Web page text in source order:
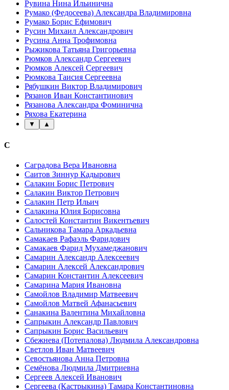
Рувина Нина Ильинична
Румако (Федосеева) Александра Владимировна
Румако Борис Ефимович
Русин Михаил Александрович
Русина Анна Трофимовна
Рыжикова Татьяна Григорьевна
Рюмков Александр Сергеевич
Рюмков Алексей Сергеевич
Рюмкова Таисия Сергеевна
Рябушкин Виктор Владимирович
Рязанов Иван Константинович
Рязанова Александра Фоминична
Ряхова Екатерина
▼ ▲
С
Саградова Вера Ивановна
Саитов Зиннур Кадырович
Салакин Борис Петрович
Салакин Виктор Петрович
Салакин Петр Ильич
Салакина Юлия Борисовна
Салостей Константин Викентьевич
Сальникова Тамара Аркадьевна
Самакаев Рафаэль Фаридович
Самакаев Фарид Мухамеджанович
Самарин Александр Алексеевич
Самарин Алексей Александрович
Самарин Константин Алексеевич
Самарина Мария Ивановна
Самойлов Владимир Матвеевич
Самойлов Матвей Афанасьевич
Санакина Валентина Михайловна
Сапрыкин Александр Павлович
Сапрыкин Борис Васильевич
Сбежнева (Потепалова) Людмила Александровна
Светлов Иван Матвеевич
Севостьянова Анна Петровна
Семёнова Людмила Дмитриевна
Сергеев Алексей Иванович
Сергеева (Кастрыкина) Тамара Константиновна